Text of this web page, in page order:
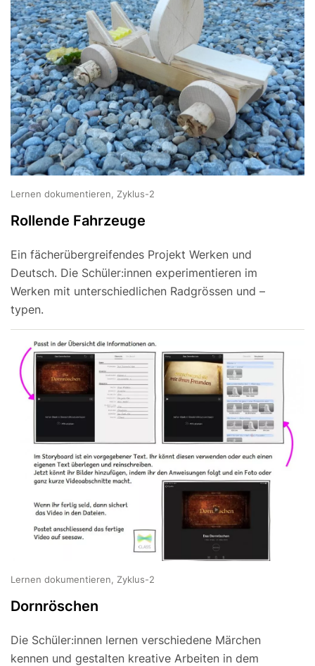
Lernen dokumentieren, Zyklus-2
Rollende Fahrzeuge
Ein fächerübergreifendes Projekt Werken und
Deutsch. Die Schüler:innen experimentieren im
Werken mit unterschiedlichen Radgrössen und –
typen.
Lernen dokumentieren, Zyklus-2
Dornröschen
Die Schüler:innen lernen verschiedene Märchen
kennen und gestalten kreative Arbeiten in dem